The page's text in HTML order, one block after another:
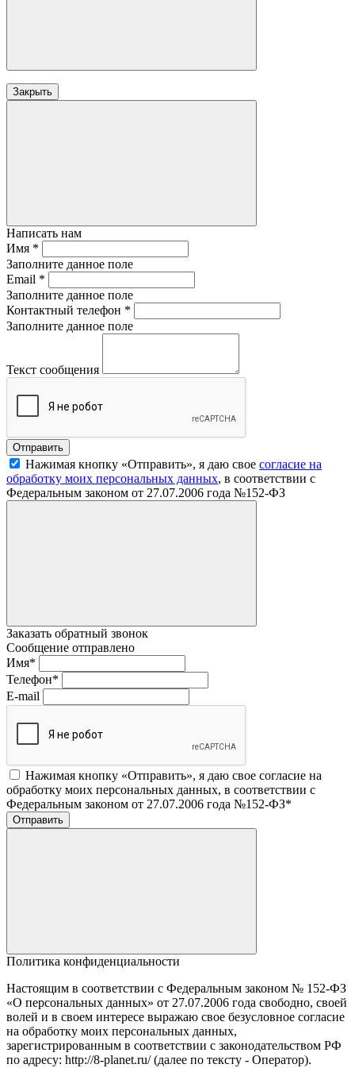
Закрыть
Написать нам
Имя *
Заполните данное поле
Email *
Заполните данное поле
Контактный телефон *
Заполните данное поле
Текст сообщения
Нажимая кнопку «Отправить», я даю свое согласие на
обработку моих персональных данных, в соответствии с
Федеральным законом от 27.07.2006 года №152-ФЗ
Заказать обратный звонок
Сообщение отправлено
Имя*
Телефон*
E-mail
Нажимая кнопку «Отправить», я даю свое согласие на
обработку моих персональных данных, в соответствии с
Федеральным законом от 27.07.2006 года №152-ФЗ*
Отправить
Политика конфиденциальности
Настоящим в соответствии с Федеральным законом № 152-ФЗ
«О персональных данных» от 27.07.2006 года свободно, своей
волей и в своем интересе выражаю свое безусловное согласие
на обработку моих персональных данных,
зарегистрированным в соответствии с законодательством РФ
по адресу: http://8-planet.ru/ (далее по тексту - Оператор).